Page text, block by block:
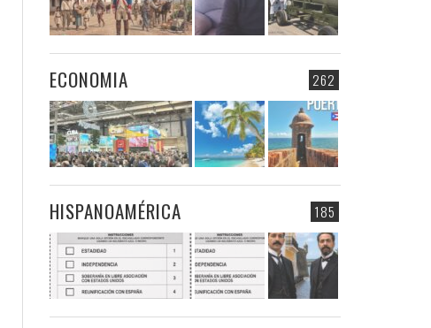
262
ECONOMIA
185
HISPANOAMÉRICA